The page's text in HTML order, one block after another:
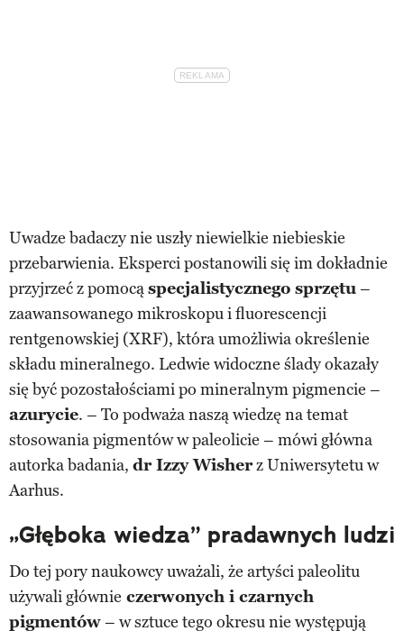
Uwadze badaczy nie uszły niewielkie niebieskie
przebarwienia. Eksperci postanowili się im dokładnie
przyjrzeć z pomocąspecjalistycznego sprzętu–
zaawansowanego mikroskopu i fluorescencji
rentgenowskiej (XRF), która umożliwia określenie
składu mineralnego. Ledwie widoczne ślady okazały
się być pozostałościami po mineralnym pigmencie –
azurycie. – To podważa naszą wiedzę na temat
stosowania pigmentów w paleolicie – mówi główna
autorka badania, dr Izzy Wisherz Uniwersytetu w
Aarhus.
„Głęboka wiedza” pradawnych ludzi
Do tej pory naukowcy uważali, że artyści paleolitu
używali głównie czerwonych i czarnych
pigmentów– w sztuce tego okresu nie występują